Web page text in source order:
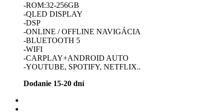
-ROM:32-256GB
-QLED DISPLAY
-DSP
-ONLINE / OFFLINE NAVIGÁCIA
-BLUETOOTH 5
-WIFI
-CARPLAY+ANDROID AUTO
-YOUTUBE, SPOTIFY, NETFLIX..
Dodanie 15-20 dní